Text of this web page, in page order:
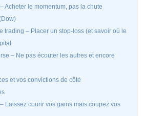
Acheter le momentum, pas la chute
trading – Placer un stop-loss (et savoir où le
– Ne pas écouter les autres et encore
et vos convictions de côté
Laissez courir vos gains mais coupez vos